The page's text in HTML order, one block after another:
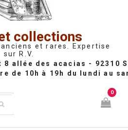
collections
et rares. Expertise
sur R.V.
0